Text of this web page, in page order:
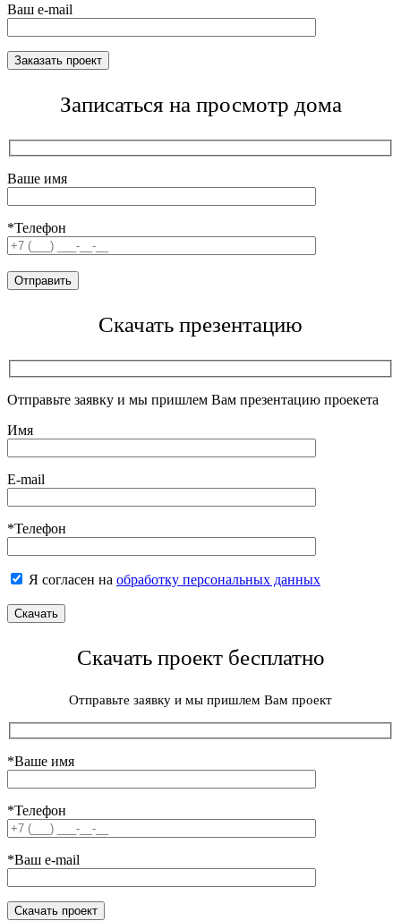
Ваш e-mail
Записаться на просмотр дома
Ваше имя
*Телефон
Скачать презентацию
Отправьте заявку и мы пришлем Вам презентацию проекета
Имя
E-mail
*Телефон
Я согласен на обработку персональных данных
Скачать проект бесплатно
Отправьте заявку и мы пришлем Вам проект
*Ваше имя
*Телефон
*Ваш e-mail